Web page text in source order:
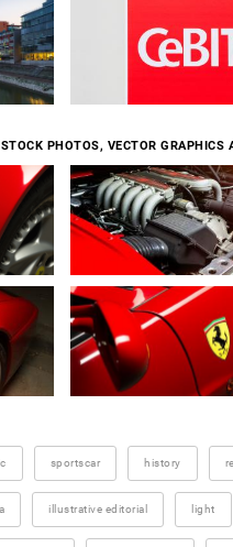
PHOTOS, VECTOR GRAPHICS
sportscar history
illustrative editorial light